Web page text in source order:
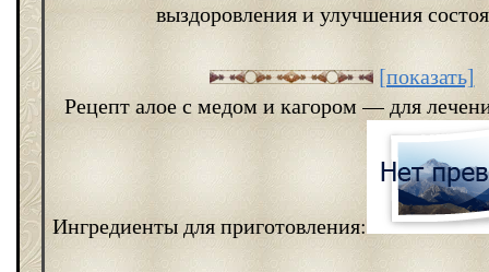
выздоровления и улучшения
[показать]
Рецепт алое с медом и кагором — для
Ингредиенты для приготовления: